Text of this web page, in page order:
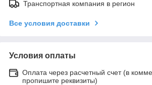
Транспортная компания в регион
Все условия доставки
Условия оплаты
Оплата через расчетный счет (в
пропишите реквизиты)